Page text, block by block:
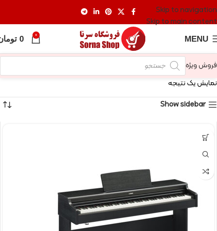
Skip to navigation
Skip to main content
MENU
0
0
فروش ویژه
نمایش یک نتیجه
Show sidebar